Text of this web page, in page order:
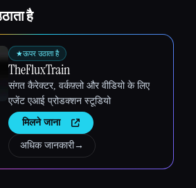
है
★ऊपर उठाता है
TheFluxTrain
संगत कैरेक्टर, वर्कफ़्लो और वीडियो के लिए
एजेंट एआई प्रोडक्शन स्टूडियो
मिलने जाना
अधिक जानकारी→